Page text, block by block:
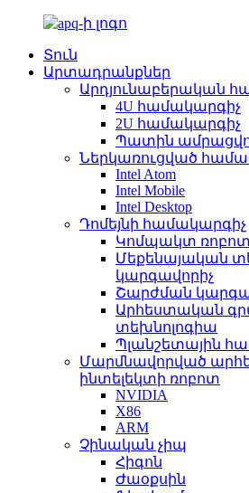
Տուն
Արտադրանքներ
Արդյունաբերական
4U համակարգիչ
2U համակարգիչ
Պատին
Ներկառուցված
Intel Atom
Intel Mobile
Intel Desktop
Դոմեյնի համակարգիչ
Կոմպակտ
Մեքենայական
կարգավորիչ
Շարժման
Արհեստական
տեխնոլոգիա
Պլանշետային
Մարմնավորված
ինտելեկտի ռոբոտ
NVIDIA
X86
ARM
Չինական չիպ
Հիգոն
Ժաօքսին